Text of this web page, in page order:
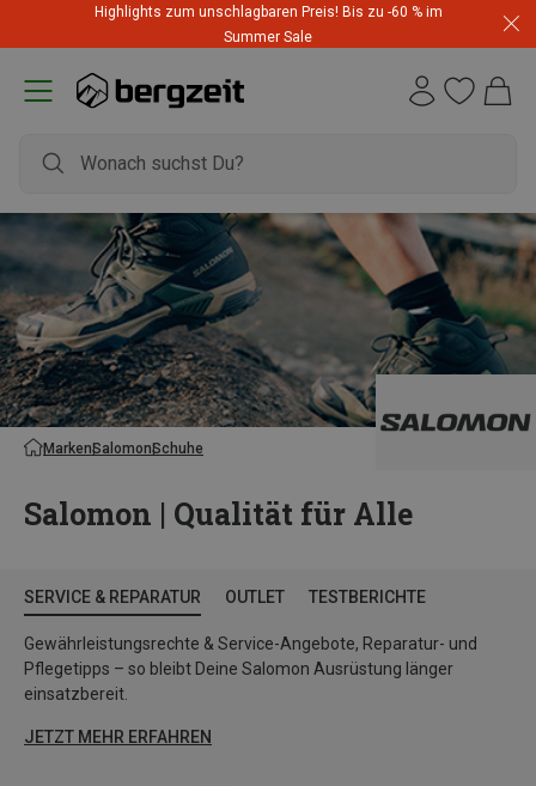
Highlights zum unschlagbaren Preis! Bis zu -60 % im
Summer Sale
MarkenSalomonSchuhe
Salomon | Qualität für Alle
SERVICE & REPARATUR OUTLET TESTBERICHTE
Gewährleistungsrechte & Service-Angebote, Reparatur- und
Pflegetipps – so bleibt Deine Salomon Ausrüstung länger
einsatzbereit.
JETZT MEHR ERFAHREN